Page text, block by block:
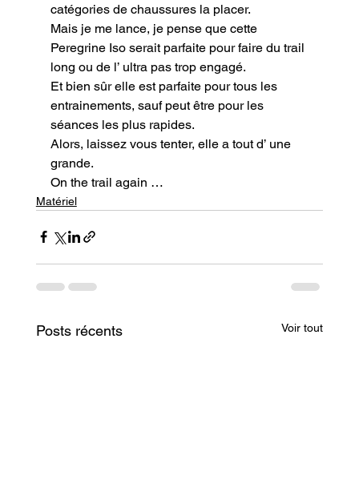
catégories de chaussures la placer.
Mais je me lance, je pense que cette
Peregrine Iso serait parfaite pour faire du trail
long ou de l’ ultra pas trop engagé.
Et bien sûr elle est parfaite pour tous les
entrainements, sauf peut être pour les
séances les plus rapides.
Alors, laissez vous tenter, elle a tout d’ une
grande.
On the trail again …
Matériel
Posts récents Voir tout